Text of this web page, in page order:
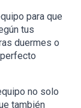
para que
tus
duermes o
no solo
también